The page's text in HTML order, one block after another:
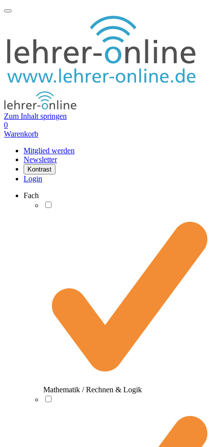
Zum Inhalt springen
0
Warenkorb
Mitglied werden
Newsletter
Kontrast
Login
Fach
Mathematik / Rechnen & Logik